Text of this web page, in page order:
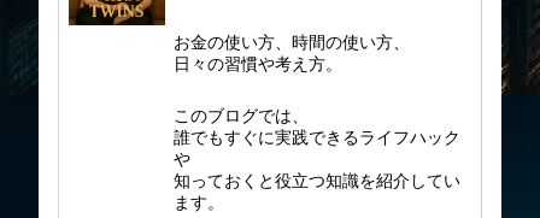
お金の使い方、時間の使い方、
日々の習慣や考え方。
このブログでは、
誰でもすぐに実践できるライフハック
や
知っておくと役立つ知識を紹介してい
ます。